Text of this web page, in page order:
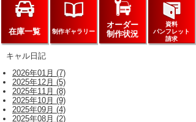
在庫一覧 制作ギャラリー
オーダー
制作状況
資料
パンフレット
請求
キャル日記
2026年01月 (7)
2025年12月 (5)
2025年11月 (8)
2025年10月 (9)
2025年09月 (4)
2025年08月 (2)